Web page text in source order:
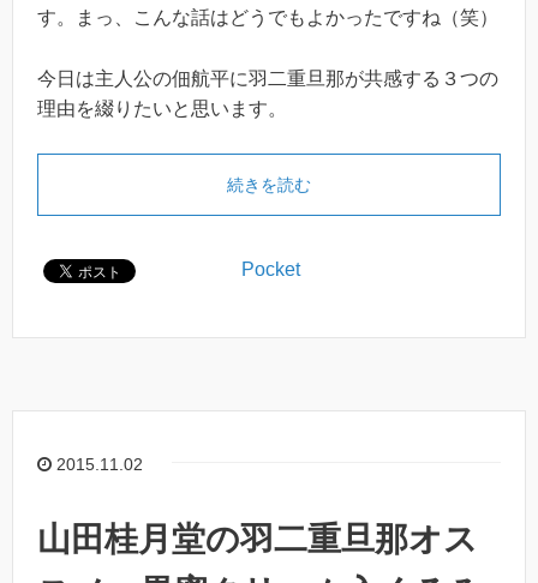
す。まっ、こんな話はどうでもよかったですね（笑）
今日は主人公の佃航平に羽二重旦那が共感する３つの
理由を綴りたいと思います。
続きを読む
Pocket
2015.11.02
山田桂月堂の羽二重旦那オス